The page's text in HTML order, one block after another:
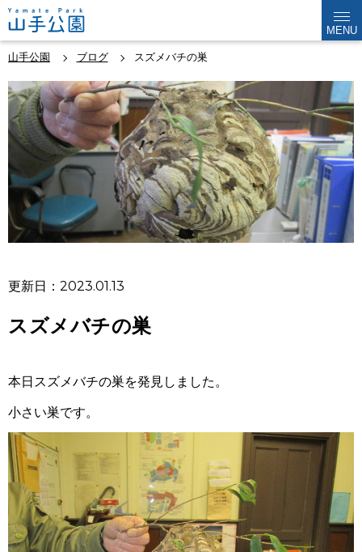
MENU
山手公園 ブログ スズメバチの巣
更新日：2023.01.13
スズメバチの巣
本日スズメバチの巣を発見しました。
小さい巣です。